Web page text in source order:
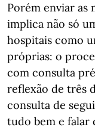
Porém enviar as
implica não só
hospitais como
próprias: o
com consulta
reflexão de três
consulta de
tudo bem e falar